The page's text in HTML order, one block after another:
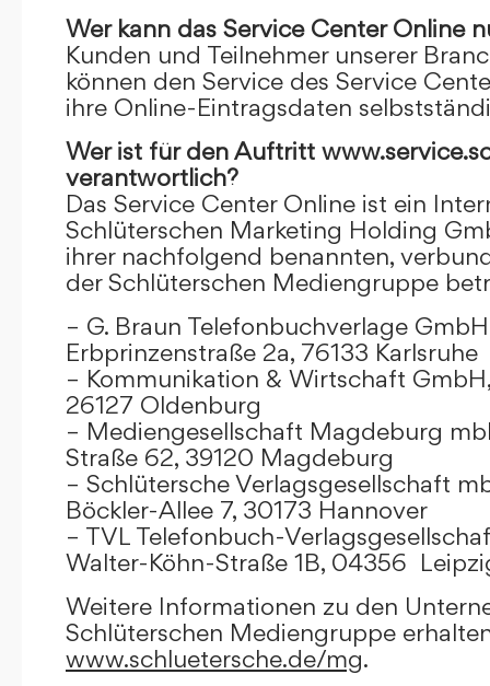
Wer kann das Service Center Online
Kunden und Teilnehmer unserer
können den Service des Service
ihre Online-Eintragsdaten
Wer ist für den Auftritt
verantwortlich?
Das Service Center Online ist ein
Schlüterschen Marketing Holding
ihrer nachfolgend benannten,
der Schlüterschen Mediengruppe
– G. Braun Telefonbuchverlage GmbH
Erbprinzenstraße 2a, 76133 Karlsruhe
– Kommunikation & Wirtschaft
26127 Oldenburg
– Mediengesellschaft Magdeburg
Straße 62, 39120 Magdeburg
– Schlütersche Verlagsgesellschaft
Böckler-Allee 7, 30173 Hannover
– TVL Telefonbuch-
Walter-Köhn-Straße 1B, 04356
Weitere Informationen zu den
Schlüterschen Mediengruppe
www.schluetersche.de/mg.